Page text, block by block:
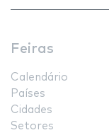
Feiras
Calendário
Países
Cidades
Setores